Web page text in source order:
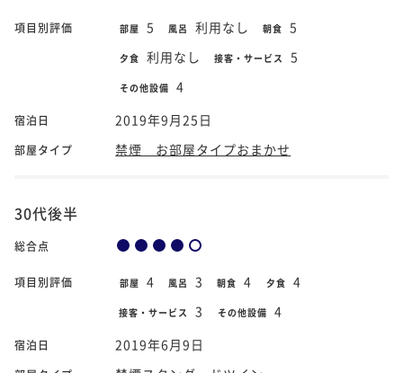
項目別評価 部屋 5 風呂 利用なし 朝食 5
夕食 利用なし 接客・サービス 5
その他設備 4
宿泊日 2019年9月25日
部屋タイプ 禁煙 お部屋タイプおまかせ
30代後半
総合点
項目別評価 部屋 4 風呂 3 朝食 4 夕食 4
接客・サービス 3 その他設備 4
宿泊日 2019年6月9日